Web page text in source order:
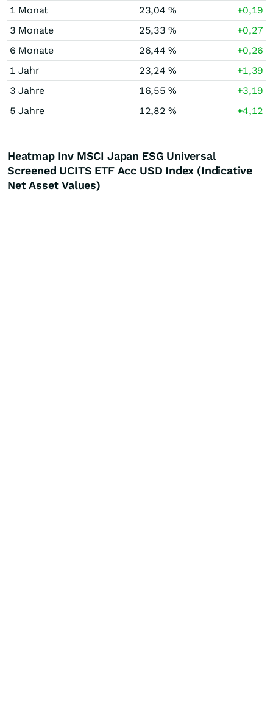
1 Monat 23,04 %
+0,19
3 Monate
25,33 %
+0,27
6 Monate
26,44 %
+0,26
1 Jahr
23,24 %
+1,39
3 Jahre
16,55 %
+3,19
5 Jahre
12,82 % +4,12
Heatmap Inv MSCI Japan ESG Universal
Screened UCITS ETF Acc USD Index (Indicative
Net Asset Values)